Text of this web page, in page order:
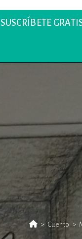
SUSCRÍBETE
> Cuento >